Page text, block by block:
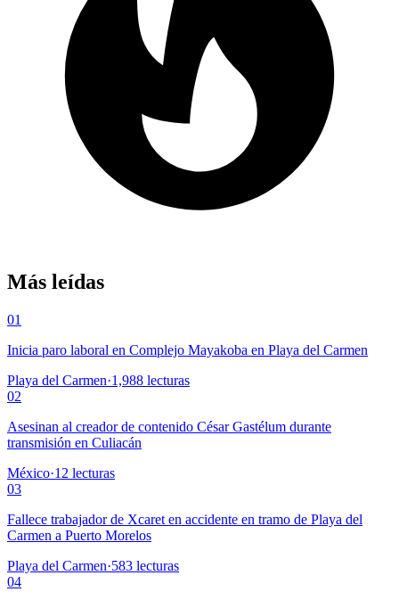
Más leídas
01
Inicia paro laboral en Complejo Mayakoba en Playa del Carmen
Playa del Carmen·1,988 lecturas
02
Asesinan al creador de contenido César Gastélum durante
transmisión en Culiacán
México·12 lecturas
03
Fallece trabajador de Xcaret en accidente en tramo de Playa del
Carmen a Puerto Morelos
Playa del Carmen·583 lecturas
04